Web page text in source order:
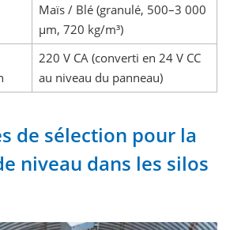
Maïs / Blé (granulé, 500–3 000
μm, 720 kg/m³)
220 V CA (converti en 24 V CC
au niveau du panneau)
de sélection pour la
niveau dans les silos